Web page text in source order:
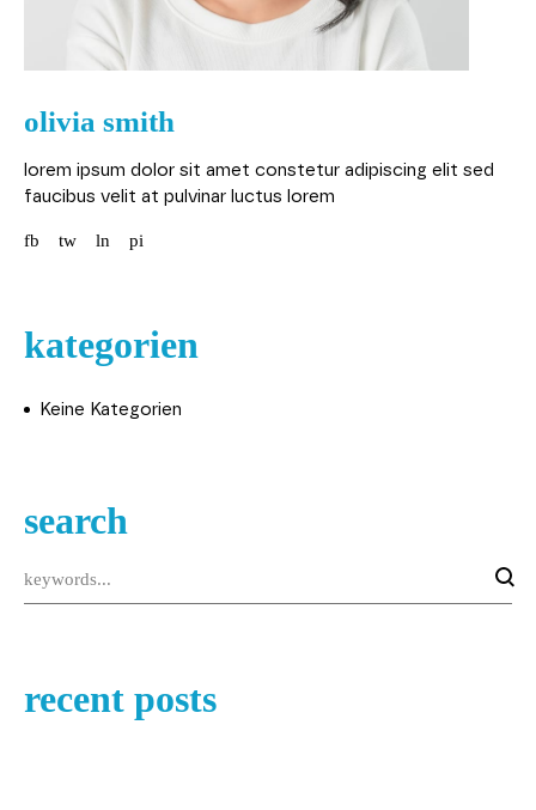
olivia smith
lorem ipsum dolor sit amet constetur adipiscing elit sed
faucibus velit at pulvinar luctus lorem
fb tw ln pi
kategorien
Keine Kategorien
search
recent posts